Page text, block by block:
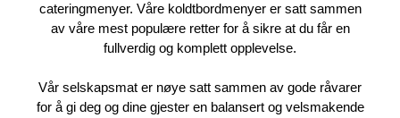
cateringmenyer. Våre koldtbordmenyer er satt sammen
av våre mest populære retter for å sikre at du får en
fullverdig og komplett opplevelse.
Vår selskapsmat er nøye satt sammen av gode råvarer
for å gi deg og dine gjester en balansert og velsmakende